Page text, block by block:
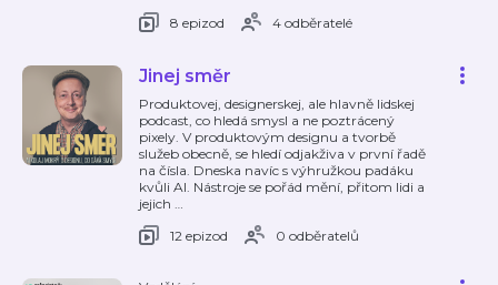
8 epizod
4 odběratelé
Jinej směr
Produktovej, designerskej, ale hlavně lidskej
podcast, co hledá smysl a ne poztrácený
pixely. V produktovým designu a tvorbě
služeb obecně, se hledí odjakživa v první řadě
na čísla. Dneska navíc s výhružkou padáku
kvůli AI. Nástroje se pořád mění, přitom lidi a
jejich …
12 epizod
0 odběratelů